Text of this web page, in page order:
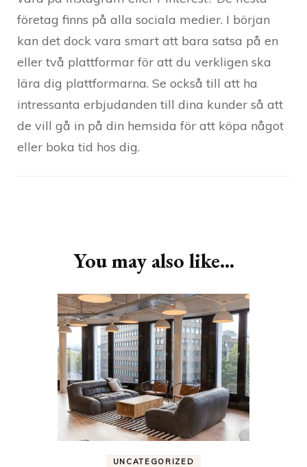
företag finns på alla sociala medier. I början
kan det dock vara smart att bara satsa på en
eller två plattformar för att du verkligen ska
lära dig plattformarna. Se också till att ha
intressanta erbjudanden till dina kunder så att
de vill gå in på din hemsida för att köpa något
eller boka tid hos dig.
You may also like...
UNCATEGORIZED